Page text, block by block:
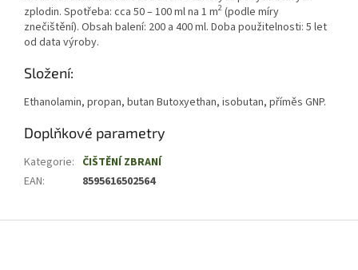
zplodin. Spotřeba: cca 50 – 100 ml na 1 m2 (podle míry
znečištění). Obsah balení: 200 a 400 ml. Doba použitelnosti: 5 let
od data výroby.
Složení:
Ethanolamin, propan, butan Butoxyethan, isobutan, příměs GNP.
Doplňkové parametry
Kategorie: ČIŠTĚNÍ ZBRANÍ
EAN: 8595616502564